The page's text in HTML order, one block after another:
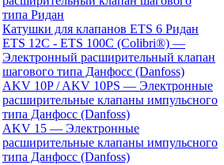
типа Ридан
Катушки для клапанов ETS 6 Ридан
ETS 12C - ETS 100C (Colibri®) —
Электронный расширительный клапан
шагового типа Данфосс (Danfoss)
AKV 10P / AKV 10PS — Электронные
расширительные клапаны импульсного
типа Данфосс (Danfoss)
AKV 15 — Электронные
расширительные клапаны импульсного
типа Данфосс (Danfoss)